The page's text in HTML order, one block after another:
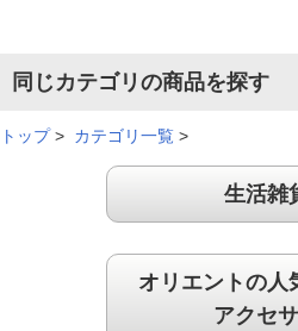
同じカテゴリの商品を探す
トップ> カテゴリ一覧 >
生活雑
オリエントの人
アクセ